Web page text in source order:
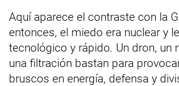
Aquí aparece el contraste con la
entonces, el miedo era nuclear y
tecnológico y rápido. Un dron, un
una filtración bastan para
bruscos en energía, defensa y